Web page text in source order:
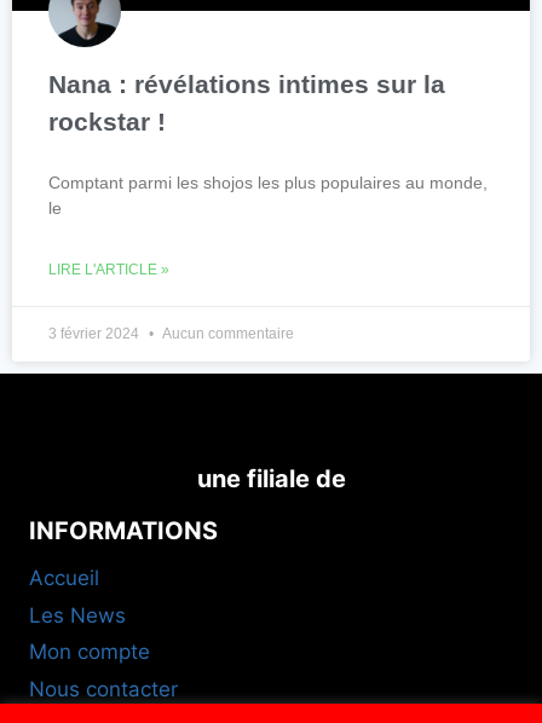
Nana : révélations intimes sur la
rockstar !
Comptant parmi les shojos les plus populaires au monde,
le
LIRE L'ARTICLE »
3 février 2024 Aucun commentaire
une filiale de
INFORMATIONS
Accueil
Les News
Mon compte
Nous contacter